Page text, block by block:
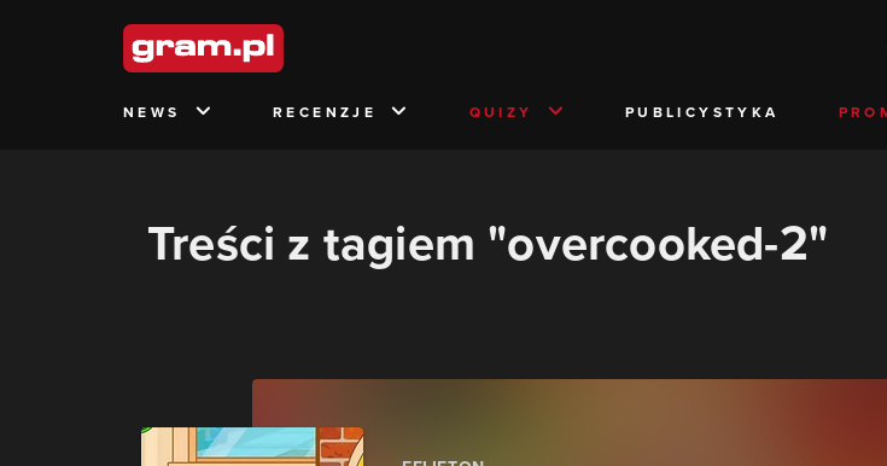
NEWS RECENZJE QUIZY PUBLICYSTYKA
Treści z tagiem "overcooked-2"